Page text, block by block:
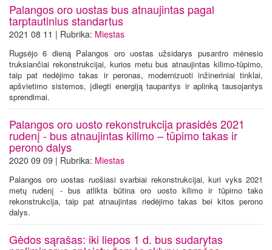
Palangos oro uostas bus atnaujintas pagal
tarptautinius standartus
2021 08 11 | Rubrika: Miestas
Rugsėjo 6 dieną Palangos oro uostas užsidarys pusantro mėnesio
truksiančiai rekonstrukcijai, kurios metu bus atnaujintas kilimo-tūpimo,
taip pat riedėjimo takas ir peronas, modernizuoti inžineriniai tinklai,
apšvietimo sistemos, įdiegti energiją taupantys ir aplinką tausojantys
sprendimai.
Palangos oro uosto rekonstrukcija prasidės 2021
rudenį - bus atnaujintas kilimo – tūpimo takas ir
perono dalys
2020 09 09 | Rubrika: Miestas
Palangos oro uostas ruošiasi svarbiai rekonstrukcijai, kuri vyks 2021
metų rudenį - bus atlikta būtina oro uosto kilimo ir tūpimo tako
rekonstrukcija, taip pat atnaujintas riedėjimo takas bei kitos perono
dalys.
Gėdos sąrašas: iki liepos 1 d. bus sudarytas